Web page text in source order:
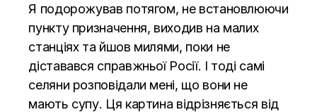
Я подорожував потягом, не встановлюючи
пункту призначення, виходив на малих
станціях та йшов милями, поки не
діставався справжньої Росії. І тоді самі
селяни розповідали мені, що вони не
мають супу. Ця картина відрізняється від